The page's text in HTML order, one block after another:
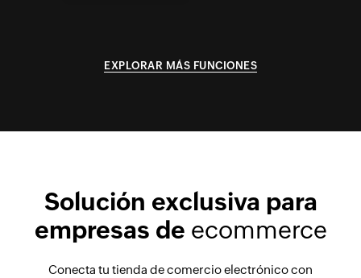
EXPLORAR MÁS FUNCIONES
Solución exclusiva para
empresas de ecommerce
Conecta tu tienda de comercio electrónico con